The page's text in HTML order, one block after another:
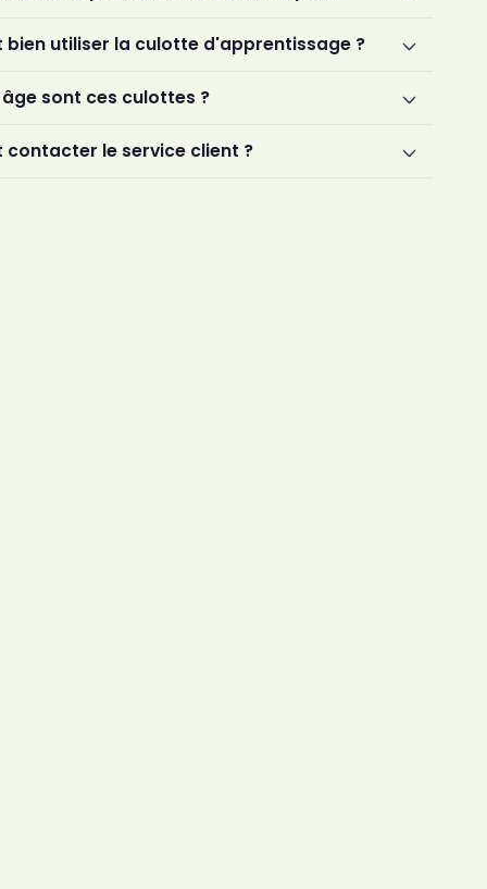
bien utiliser la culotte d'apprentissage ?
âge sont ces culottes ?
contacter le service client ?